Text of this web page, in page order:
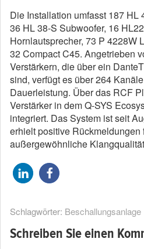
Die Installation umfasst 187 HL
36 HL 38-S Subwoofer, 16
Hornlautsprecher, 73 P 4228W
32 Compact C45. Angetrieben
Verstärkern, die über ein
sind, verfügt es über 264
Dauerleistung. Über das RCF
Verstärker in dem Q-SYS
integriert. Das System ist seit
erhielt positive Rückmeldungen
außergewöhnliche
Schlagwörter: Beschallungsanlage
Schreiben Sie einen